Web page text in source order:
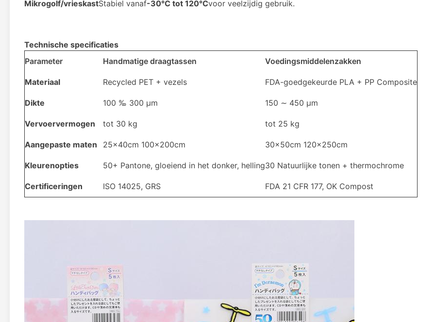
Mikrogolf/vrieskastStabiel vanaf-30°C tot 120°Cvoor veelzijdig gebruik.
Technische specificaties
Parameter
Handmatige draagtassen Voedingsmiddelenzakken
Materiaal Recycled PET + vezels FDA-goedgekeurde PLA + PP Composite
Dikte 100 ‰ 300 μm 150 ∼ 450 μm
Vervoervermogen tot 30 kg tot 25 kg
Aangepaste maten 25x40cm 100x200cm 30x50cm 120x250cm
Kleurenopties 50+ Pantone, gloeiend in het donker, helling30 Natuurlijke tonen + thermochrome
Certificeringen ISO 14025, GRS FDA 21 CFR 177, OK Compost